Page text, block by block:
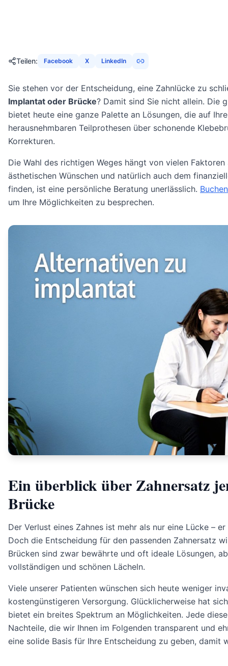
Teilen: Facebook X LinkedIn
Sie stehen vor der Entscheidung, eine Zahnlücke zu
Implantat oder Brücke? Damit sind Sie nicht allein. Die
bietet heute eine ganze Palette an Lösungen, die auf
herausnehmbaren Teilprothesen über schonende
Korrekturen.
Die Wahl des richtigen Weges hängt von vielen
ästhetischen Wünschen und natürlich auch dem
finden, ist eine persönliche Beratung unerlässlich.
um Ihre Möglichkeiten zu besprechen.
Ein überblick über Zahnersatz
Brücke
Der Verlust eines Zahnes ist mehr als nur eine Lücke –
Doch die Entscheidung für den passenden Zahnersatz
Brücken sind zwar bewährte und oft ideale Lösungen,
vollständigen und schönen Lächeln.
Viele unserer Patienten wünschen sich heute weniger
kostengünstigeren Versorgung. Glücklicherweise hat
bietet ein breites Spektrum an Möglichkeiten. Jede
Nachteile, die wir Ihnen im Folgenden transparent und
eine solide Basis für Ihre Entscheidung zu geben, damit